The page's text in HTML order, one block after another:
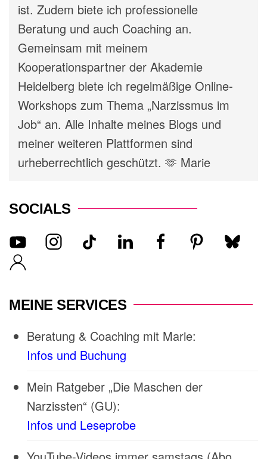
ist. Zudem biete ich professionelle
Beratung und auch Coaching an.
Gemeinsam mit meinem
Kooperationspartner der Akademie
Heidelberg biete ich regelmäßige Online-
Workshops zum Thema „Narzissmus im
Job“ an. Alle Inhalte meines Blogs und
meiner weiteren Plattformen sind
urheberrechtlich geschützt. 🫶 Marie
SOCIALS
MEINE SERVICES
Beratung & Coaching mit Marie:
Infos und Buchung
Mein Ratgeber „Die Maschen der
Narzissten“ (GU):
Infos und Leseprobe